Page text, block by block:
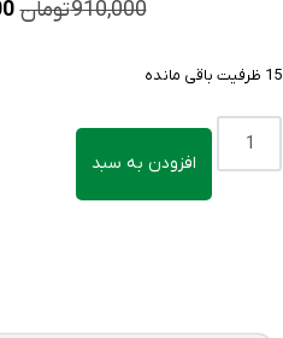
910,000تومان
15 ظرفیت باقی مانده
افزودن به سبد